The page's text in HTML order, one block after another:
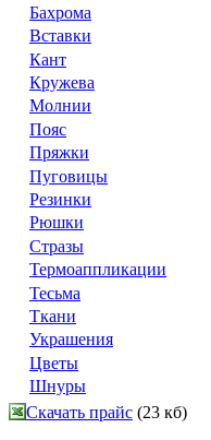
Бахрома
Вставки
Кант
Кружева
Молнии
Пояс
Пряжки
Пуговицы
Резинки
Рюшки
Стразы
Термоаппликации
Тесьма
Ткани
Украшения
Цветы
Шнуры
Скачать прайс (23 кб)